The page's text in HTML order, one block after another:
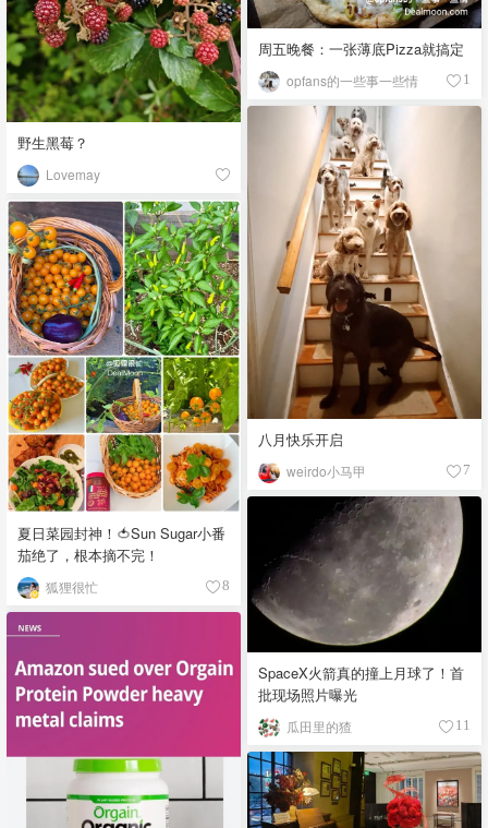
野生黑莓？
Lovemay
周五晚餐：一张薄底Pizza就搞定
opfans的一些事一些情 1
八月快乐开启
weirdo小马甲 7
夏日菜园封神！🍅Sun Sugar小番
茄绝了，根本摘不完！
狐狸很忙 8
SpaceX火箭真的撞上月球了！首
批现场照片曝光
瓜田里的猹 11